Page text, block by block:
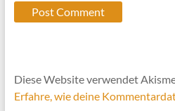
Diese Website verwendet
Erfahre, wie deine